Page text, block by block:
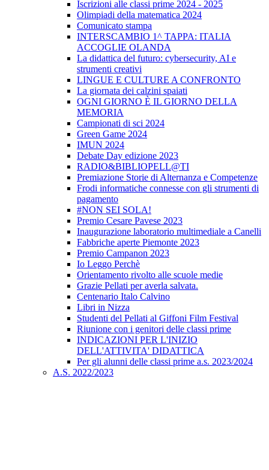
Iscrizioni alle classi prime 2024 - 2025
Olimpiadi della matematica 2024
Comunicato stampa
INTERSCAMBIO 1^ TAPPA: ITALIA
ACCOGLIE OLANDA
La didattica del futuro: cybersecurity, AI e
strumenti creativi
LINGUE E CULTURE A CONFRONTO
La giornata dei calzini spaiati
OGNI GIORNO È IL GIORNO DELLA
MEMORIA
Campionati di sci 2024
Green Game 2024
IMUN 2024
Debate Day edizione 2023
RADIO&BIBLIOPELL@TI
Premiazione Storie di Alternanza e Competenze
Frodi informatiche connesse con gli strumenti di
pagamento
#NON SEI SOLA!
Premio Cesare Pavese 2023
Inaugurazione laboratorio multimediale a Canelli
Fabbriche aperte Piemonte 2023
Premio Campanon 2023
Io Leggo Perchè
Orientamento rivolto alle scuole medie
Grazie Pellati per averla salvata.
Centenario Italo Calvino
Libri in Nizza
Studenti del Pellati al Giffoni Film Festival
Riunione con i genitori delle classi prime
INDICAZIONI PER L'INIZIO
DELL'ATTIVITA' DIDATTICA
Per gli alunni delle classi prime a.s. 2023/2024
A.S. 2022/2023